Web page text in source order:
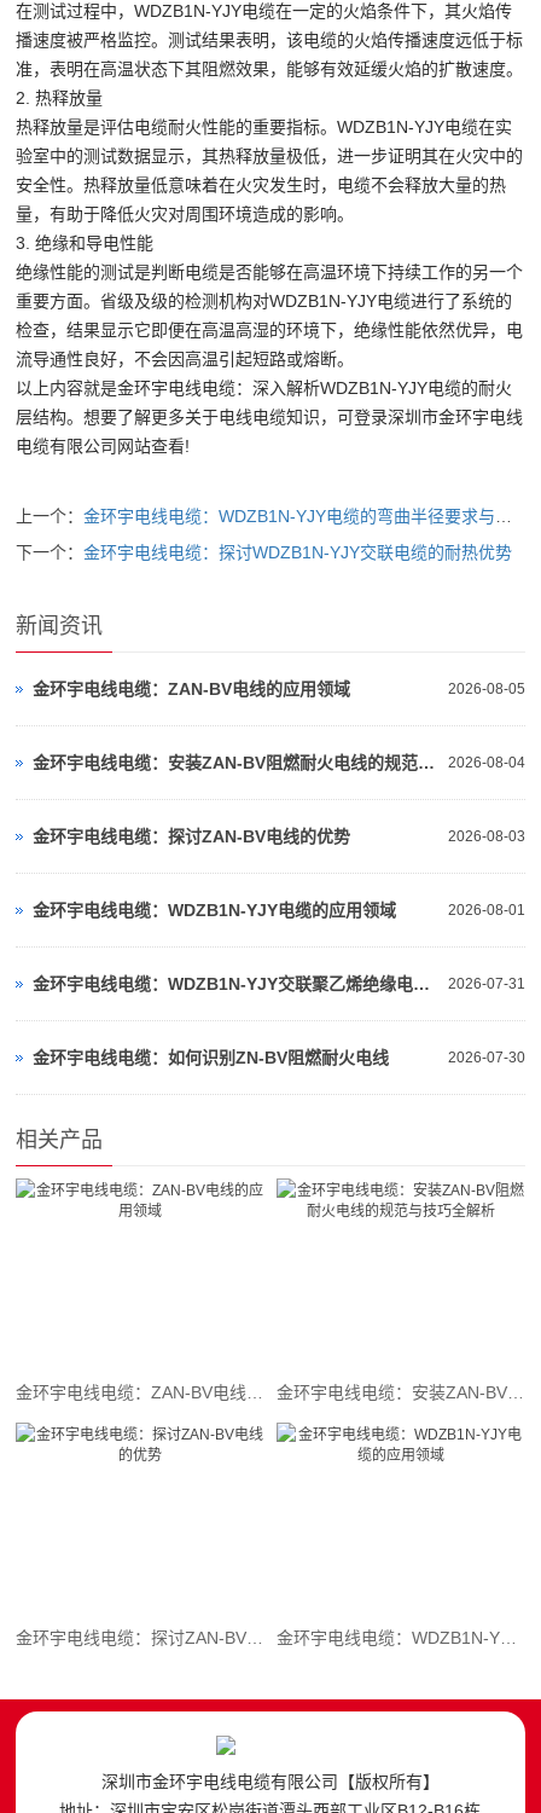
在测试过程中，WDZB1N-YJY电缆在一定的火焰条件下，其火焰传
播速度被严格监控。测试结果表明，该电缆的火焰传播速度远低于标
准，表明在高温状态下其阻燃效果，能够有效延缓火焰的扩散速度。
2. 热释放量
热释放量是评估电缆耐火性能的重要指标。WDZB1N-YJY电缆在实
验室中的测试数据显示，其热释放量极低，进一步证明其在火灾中的
安全性。热释放量低意味着在火灾发生时，电缆不会释放大量的热
量，有助于降低火灾对周围环境造成的影响。
3. 绝缘和导电性能
绝缘性能的测试是判断电缆是否能够在高温环境下持续工作的另一个
重要方面。省级及级的检测机构对WDZB1N-YJY电缆进行了系统的
检查，结果显示它即便在高温高湿的环境下，绝缘性能依然优异，电
流导通性良好，不会因高温引起短路或熔断。
以上内容就是金环宇电线电缆：深入解析WDZB1N-YJY电缆的耐火
层结构。想要了解更多关于电线电缆知识，可登录深圳市金环宇电线
电缆有限公司网站查看!
上一个：金环宇电线电缆：WDZB1N-YJY电缆的弯曲半径要求与注意事项解析
下一个：金环宇电线电缆：探讨WDZB1N-YJY交联电缆的耐热优势
新闻资讯
2026-08-05
金环宇电线电缆：ZAN-BV电线的应用领域
2026-08-04
金环宇电线电缆：安装ZAN-BV阻燃耐火电线的规范与技巧全解析
2026-08-03
金环宇电线电缆：探讨ZAN-BV电线的优势
2026-08-01
金环宇电线电缆：WDZB1N-YJY电缆的应用领域
2026-07-31
金环宇电线电缆：WDZB1N-YJY交联聚乙烯绝缘电缆解析
2026-07-30
金环宇电线电缆：如何识别ZN-BV阻燃耐火电线
相关产品
金环宇电线电缆：ZAN-BV电线的应用领域 金环宇电线电缆：安装ZAN-BV阻燃耐火电线的规范与技巧全解析
金环宇电线电缆：WDZB1N-YJY电缆的应用领域
深圳市金环宇电线电缆有限公司【版权所有】